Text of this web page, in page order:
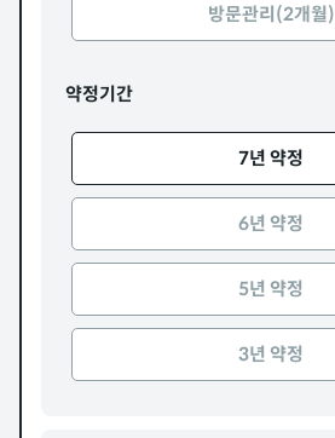
방문관리(2개월)
약정기간
7년 약정
6년 약정
5년 약정
3년 약정